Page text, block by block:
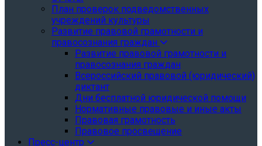
План проверок подведомственных
учреждений культуры
Развитие правовой грамотности и
правосознания граждан
Развитие правовой грамотности и
правосознания граждан
Всероссийский правовой (юридический)
диктант
Дни бесплатной юридической помощи
Нормативные правовые и иные акты
Правовая грамотность
Правовое просвещение
Пресс-центр